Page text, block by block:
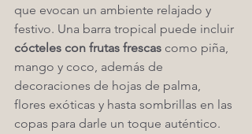
que evocan un ambiente relajado y
festivo. Una barra tropical puede incluir
cócteles con frutas frescas como piña,
mango y coco, además de
decoraciones de hojas de palma,
flores exóticas y hasta sombrillas en las
copas para darle un toque auténtico.